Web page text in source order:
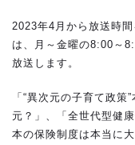
2023年4月から放送時
は、月～金曜の8:00～
放送します。
「“異次元の子育て政
元？」、「全世代型健
本の保険制度は本当に